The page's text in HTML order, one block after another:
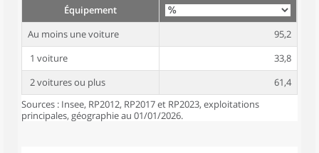
Équipement
Au moins une voiture
95,2
1 voiture
33,8
2 voitures ou plus
61,4
Sources : Insee, RP2012, RP2017 et RP2023, exploitations
principales, géographie au 01/01/2026.